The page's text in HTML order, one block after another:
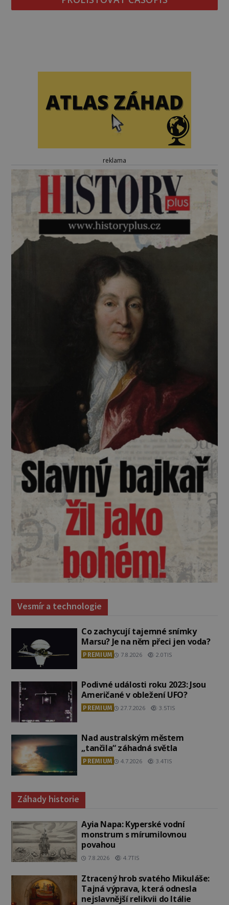
reklama
Vesmír a technologie
Co zachycují tajemné snímky
Marsu? Je na něm přeci jen voda?
PREMIUM 7.8.2026 2.0TIS
Podivné události roku 2023: Jsou
Američané v obležení UFO?
PREMIUM 27.7.2026 3.5TIS
Nad australským městem
„tančila“ záhadná světla
PREMIUM 4.7.2026 3.4TIS
Záhady historie
Ayia Napa: Kyperské vodní
monstrum s mírumilovnou
povahou
7.8.2026 4.7TIS
Ztracený hrob svatého Mikuláše:
Tajná výprava, která odnesla
nejslavnější relikvii do Itálie